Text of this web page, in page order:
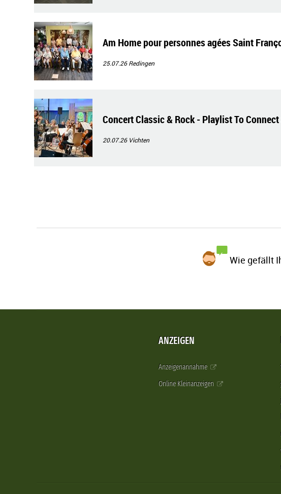
Am Home pour personnes agées Saint
25.07.26Redingen
Concert Classic & Rock - Playlist To
20.07.26 Vichten
Wie gefällt
ANZEIGEN
Anzeigenannahme
Online Kleinanzeigen